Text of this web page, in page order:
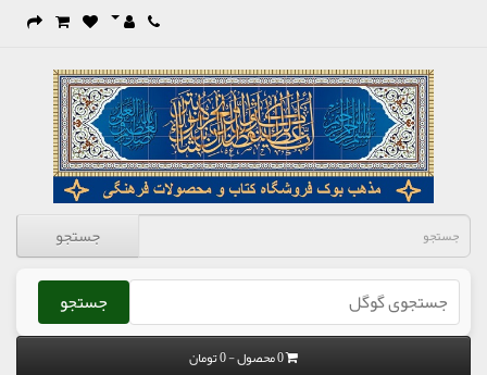
جستجو
جستجو
0 محصول - 0 تومان